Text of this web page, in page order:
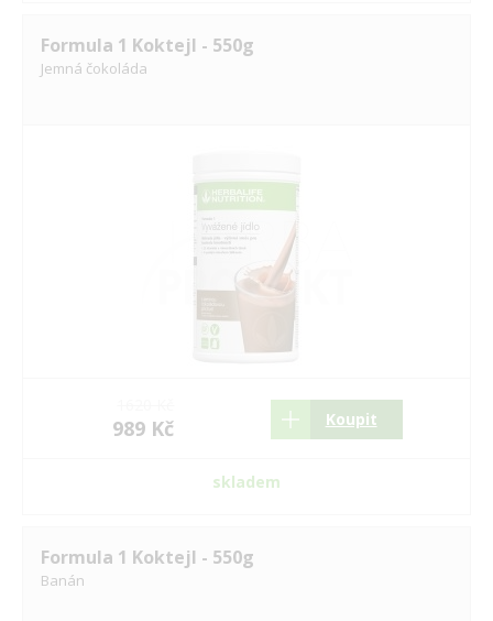
Formula 1 Koktejl - 550g
Jemná čokoláda
989 Kč Koupit
skladem
Formula 1 Koktejl - 550g
Banán